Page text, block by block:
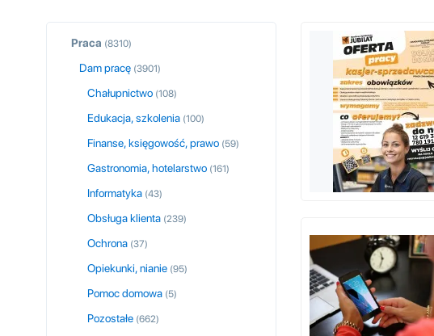
Praca (8310)
Dam pracę (3901)
Chałupnictwo (108)
Edukacja, szkolenia (100)
Finanse, księgowość, prawo (59)
Gastronomia, hotelarstwo (161)
Informatyka (43)
Obsługa klienta (239)
Ochrona (37)
Opiekunki, nianie (95)
Pomoc domowa (5)
Pozostałe (662)